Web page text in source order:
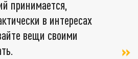
принимается,
в интересах
вещи своими